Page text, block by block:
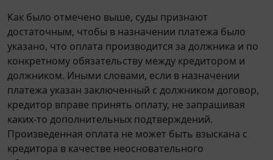
Как было отмечено выше, суды признают
достаточным, чтобы в назначении платежа было
указано, что оплата производится за должника и по
конкретному обязательству между кредитором и
должником. Иными словами, если в назначении
платежа указан заключенный с должником договор,
кредитор вправе принять оплату, не запрашивая
каких-то дополнительных подтверждений.
Произведенная оплата не может быть взыскана с
кредитора в качестве неосновательного